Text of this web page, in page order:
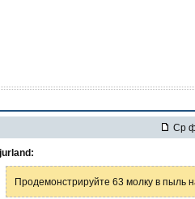
Ср
jurland:
Продемонстрируйте 63 молку в пыль